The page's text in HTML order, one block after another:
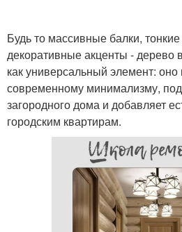
Будь то массивные балки,
декоративные акценты - дерево
как универсальный элемент: оно
современному минимализму,
загородного дома и добавляет
городским квартирам.